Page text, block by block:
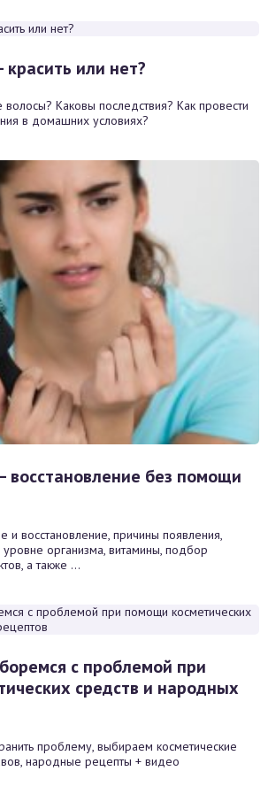
или нет?
волосы? Каковы последствия? Как провести
в домашних условиях?
восстановление без помощи
и восстановление, причины появления,
организма, витамины, подбор
а также ...
с проблемой при
средств и народных
проблему, выбираем косметические
народные рецепты + видео